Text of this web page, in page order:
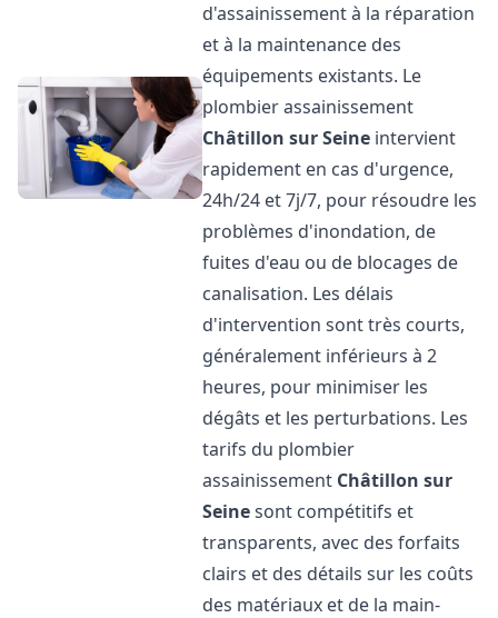
d'assainissement à la réparation
et à la maintenance des
équipements existants. Le
plombier assainissement
Châtillon sur Seine intervient
rapidement en cas d'urgence,
24h/24 et 7j/7, pour résoudre les
problèmes d'inondation, de
fuites d'eau ou de blocages de
canalisation. Les délais
d'intervention sont très courts,
généralement inférieurs à 2
heures, pour minimiser les
dégâts et les perturbations. Les
tarifs du plombier
assainissement Châtillon sur
Seinesont compétitifs et
transparents, avec des forfaits
clairs et des détails sur les coûts
des matériaux et de la main-